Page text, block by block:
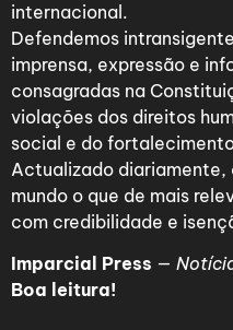
internacional.
Defendemos
imprensa, expressão e
consagradas na
violações dos direitos
social e do
Actualizado diariamente,
mundo o que de mais
com credibilidade e
Imparcial Press —
Boa leitura!